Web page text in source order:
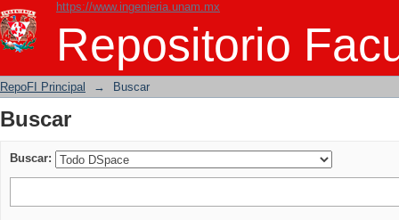
https://www.ingenieria.unam.mx
Repositorio
Buscar
RepoFI Principal → Buscar
Buscar
Buscar: